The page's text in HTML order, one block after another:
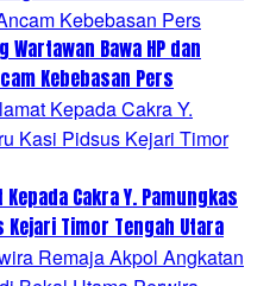
Bawa HP dan
Kebebasan Pers
Cakra Y. Pamungkas
Timor Tengah Utara